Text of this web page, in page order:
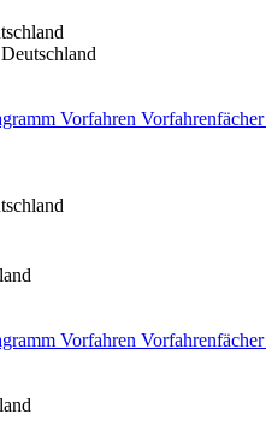
Vorfahren Vorfahrenfächer
Vorfahren Vorfahrenfächer